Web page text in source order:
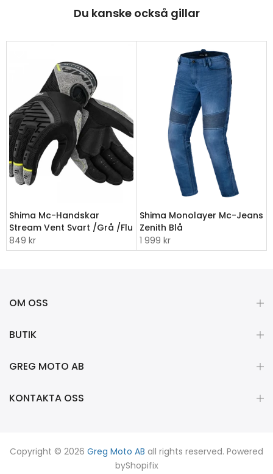
Du kanske också gillar
Shima Mc-Handskar
Stream Vent Svart /Grå /Flu
849 kr
Shima Monolayer Mc-Jeans
Zenith Blå
1 999 kr
OM OSS
BUTIK
GREG MOTO AB
KONTAKTA OSS
Copyright © 2026 Greg Moto AB all rights reserved. Powered
byShopifix